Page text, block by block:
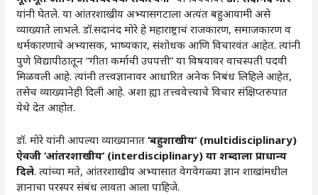
यांनी घेतले. या आंतरशाखीय अभ्यासगटाला अत्यंत बहुआयामी असे
व्याख्याते लाभले. डॉ.सदानंद मोरे हे महाराष्ट्राचं राजकारण, समाजकारण व
धर्मकारणाचे अभ्यासक, भाष्यकार, संशोधक आणि विचारवंत आहेत. त्यांनी
पुणे विद्यापीठातून “गीता कर्माची उपपत्ती” या विषयावर वाचस्पती पदवी
मिळवली आहे. त्यांनी तत्त्वज्ञानावर आधारित अनेक निबंध लिहिले आहेत,
तसेच व्याख्यानेही दिली आहे. अशा ह्या तत्त्ववेत्त्याचे विचार संक्षिप्तरुपात
येथे देत आहोत.
डॉ. मोरे यांनी आपल्या व्याख्यानात‘बहुशाखीय‘ (multidisciplinary)
ऐवजी‘आंतरशाखीय‘ (interdisciplinary)या शब्दाला प्राधान्य
दिले. त्यांच्या मते, आंतरशाखीय अभ्यासात वेगवेगळ्या ज्ञान शाखांमधील
ज्ञानाचा परस्पर संबंध लावता आला पाहिजे.